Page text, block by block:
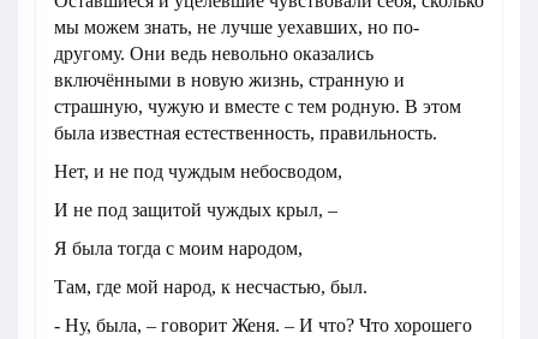
мы можем знать, не лучше уехавших, но по-
другому. Они ведь невольно оказались
включёнными в новую жизнь, странную и
страшную, чужую и вместе с тем родную. В этом
была известная естественность, правильность.
Нет, и не под чуждым небосводом,
И не под защитой чуждых крыл, –
Я была тогда с моим народом,
Там, где мой народ, к несчастью, был.
- Ну, была, – говорит Женя. – И что? Что хорошего